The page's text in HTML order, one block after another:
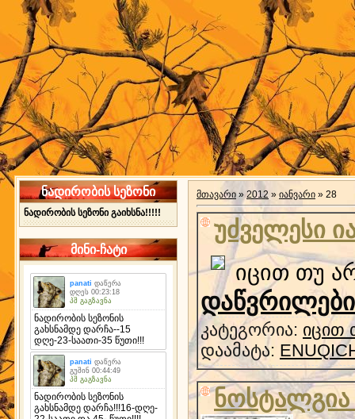
ნადირობის სეზონი
ნადირობის სეზონი გაიხსნა!!!!!
მინი-ჩატი
მთავარი » 2012 » იანვარი » 28
უძველესი
იცით თუ
კატეგორია: იცით
დაამატა:
ნოსტალგია